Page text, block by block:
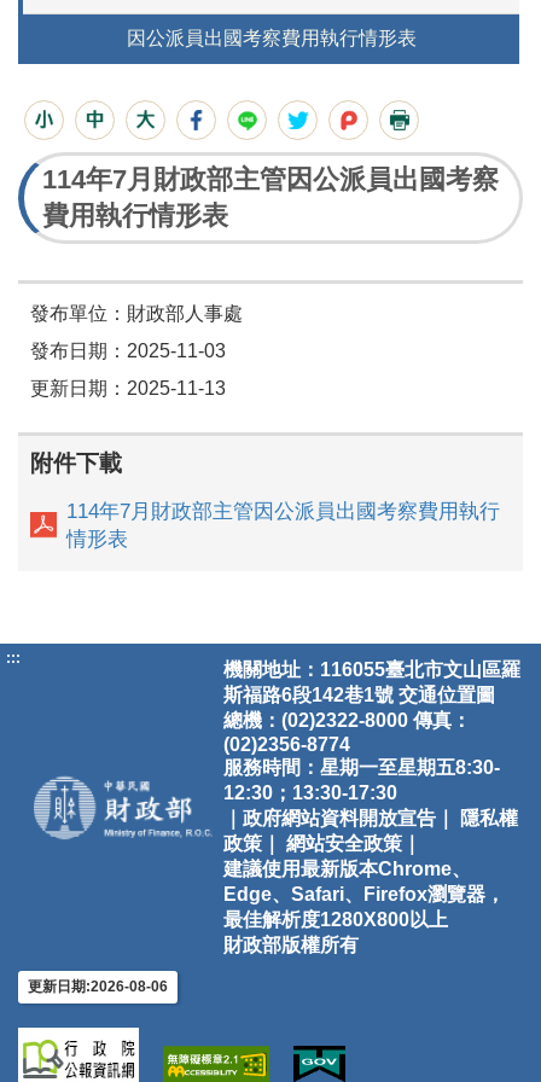
因公派員出國考察費用執行情形表
114年7月財政部主管因公派員出國考察
費用執行情形表
發布單位：財政部人事處
發布日期：2025-11-03
更新日期：2025-11-13
附件下載
114年7月財政部主管因公派員出國考察費用執行
情形表
:::
機關地址：116055臺北市文山區羅
斯福路6段142巷1號 交通位置圖
總機：(02)2322-8000 傳真：
(02)2356-8774
服務時間：星期一至星期五8:30-
12:30；13:30-17:30
｜政府網站資料開放宣告｜
隱私權
政策｜
網站安全政策｜
建議使用最新版本Chrome、
Edge、Safari、Firefox瀏覽器，
最佳解析度1280X800以上
財政部版權所有
更新日期:2026-08-06